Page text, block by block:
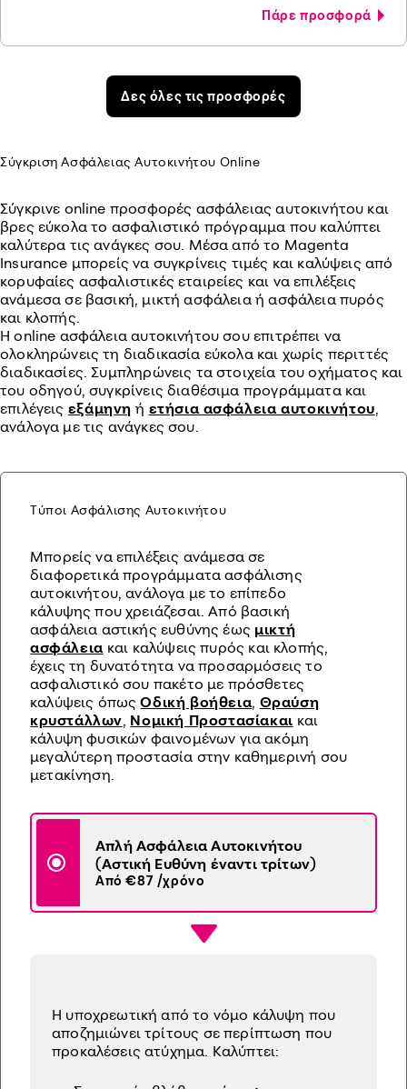
Πάρε προσφορά
Δες όλες τις προσφορές
Σύγκριση Ασφάλειας Αυτοκινήτου Online
Σύγκρινε online προσφορές ασφάλειας αυτοκινήτου και
βρες εύκολα το ασφαλιστικό πρόγραμμα που καλύπτει
καλύτερα τις ανάγκες σου. Μέσα από το Magenta
Insurance μπορείς να συγκρίνεις τιμές και καλύψεις από
κορυφαίες ασφαλιστικές εταιρείες και να επιλέξεις
ανάμεσα σε βασική, μικτή ασφάλεια ή ασφάλεια πυρός
και κλοπής.
Η online ασφάλεια αυτοκινήτου σου επιτρέπει να
ολοκληρώνεις τη διαδικασία εύκολα και χωρίς περιττές
διαδικασίες. Συμπληρώνεις τα στοιχεία του οχήματος και
του οδηγού, συγκρίνεις διαθέσιμα προγράμματα και
επιλέγεις εξάμηνη ή ετήσια ασφάλεια αυτοκινήτου,
ανάλογα με τις ανάγκες σου.
Τύποι Ασφάλισης Αυτοκινήτου
Μπορείς να επιλέξεις ανάμεσα σε
διαφορετικά προγράμματα ασφάλισης
αυτοκινήτου, ανάλογα με το επίπεδο
κάλυψης που χρειάζεσαι. Από βασική
ασφάλεια αστικής ευθύνης έως μικτή
ασφάλειακαι καλύψεις πυρός και κλοπής,
έχεις τη δυνατότητα να προσαρμόσεις το
ασφαλιστικό σου πακέτο με πρόσθετες
καλύψεις όπωςΟδική βοήθεια, Θραύση
κρυστάλλων, Νομική Προστασίακαι και
κάλυψη φυσικών φαινομένων για ακόμη
μεγαλύτερη προστασία στην καθημερινή σου
μετακίνηση.
Απλή Ασφάλεια Αυτοκινήτου
(Αστική Ευθύνη έναντι τρίτων)
Από €87 /χρόνο
Η υποχρεωτική από το νόμο κάλυψη που
αποζημιώνει τρίτους σε περίπτωση που
προκαλέσεις ατύχημα. Καλύπτει: